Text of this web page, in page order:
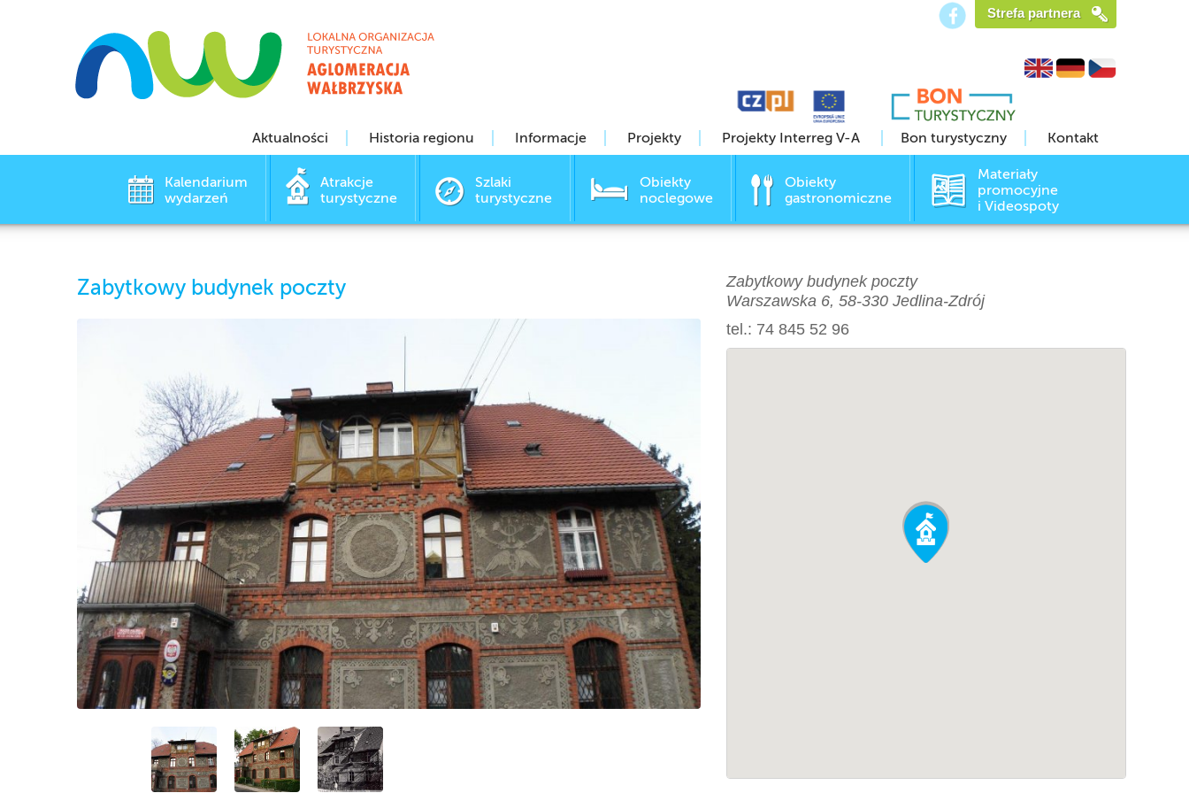
Strefa partnera
Aktualności Historia regionu Informacje Projekty Projekty Interreg V-A Bon turystyczny Kontakt
Kalendarium
wydarzeń
Atrakcje
turystyczne
Szlaki
turystyczne
Obiekty
noclegowe
Obiekty
gastronomiczne
Materiały
promocyjne
i Videospoty
Zabytkowy budynek poczty
Zabytkowy budynek poczty
Warszawska 6, 58-330 Jedlina-Zdrój
tel.: 74 845 52 96